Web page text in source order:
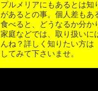
プルメリアにもあるとは知
があるとの事。個人差もあ
食べると、どうなるか分か
家庭などでは、取り扱いに
んね？詳しく知りたい方
してみて下さいませ。